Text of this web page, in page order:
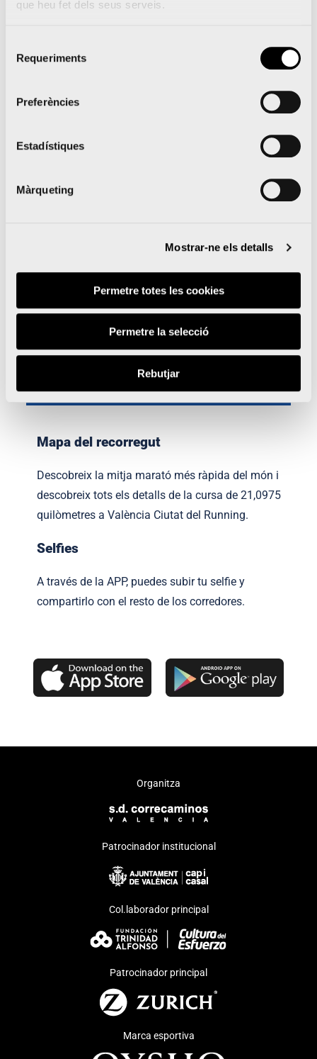
que heu fet dels seus serveis.
Requeriments
Preferències
Estadístiques
Màrqueting
Mostrar-ne els detalls
Permetre totes les cookies
Permetre la selecció
Rebutjar
Marató València.
Mapa del recorregut
Descobreix la mitja marató més ràpida del món i
descobreix tots els detalls de la cursa de 21,0975
quilòmetres a València Ciutat del Running.
Selfies
A través de la APP, puedes subir tu selfie y
compartirlo con el resto de los corredores.
Organitza
Patrocinador institucional
Col.laborador principal
Patrocinador principal
Marca esportiva